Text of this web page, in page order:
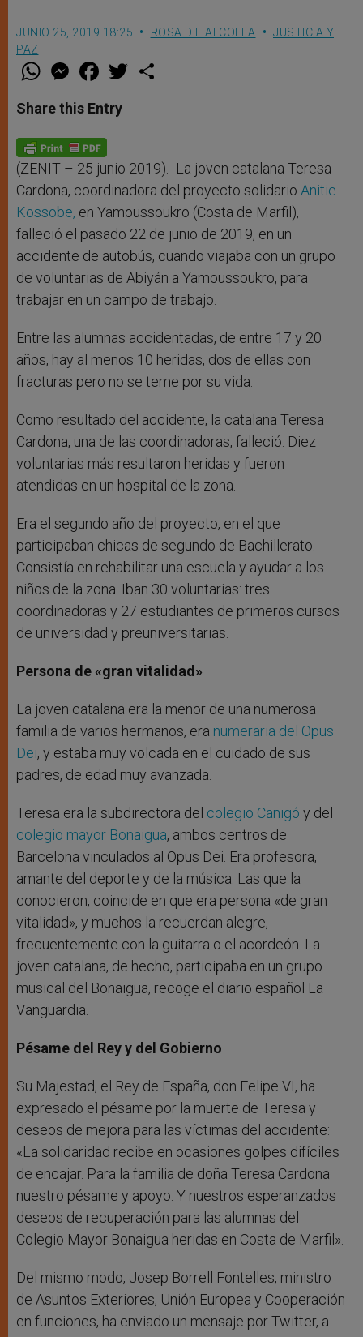
JUNIO 25, 2019 18:25 ROSA DIE ALCOLEA
JUSTICIA Y
PAZ
W
t
s
p
p
M
e
s
e
g
e
F
a
e
b
o
k
w
Share this Entry
(ZENIT – 25 junio 2019).- La joven catalana Teresa
Cardona, coordinadora del proyecto solidario Anitie
Kossobe, en Yamoussoukro (Costa de Marfil),
falleció el pasado 22 de junio de 2019, en un
accidente de autobús, cuando viajaba con un grupo
de voluntarias de Abiyán a Yamoussoukro, para
trabajar en un campo de trabajo.
Entre las alumnas accidentadas, de entre 17 y 20
años, hay al menos 10 heridas, dos de ellas con
fracturas pero no se teme por su vida.
Como resultado del accidente, la catalana Teresa
Cardona, una de las coordinadoras, falleció. Diez
voluntarias más resultaron heridas y fueron
atendidas en un hospital de la zona.
Era el segundo año del proyecto, en el que
participaban chicas de segundo de Bachillerato.
Consistía en rehabilitar una escuela y ayudar a los
niños de la zona. Iban 30 voluntarias: tres
coordinadoras y 27 estudiantes de primeros cursos
de universidad y preuniversitarias.
Persona de «gran vitalidad»
La joven catalana era la menor de una numerosa
familia de varios hermanos, era numeraria del Opus
Dei, y estaba muy volcada en el cuidado de sus
padres, de edad muy avanzada.
Teresa era la subdirectora del colegio Canigó y del
colegio mayor Bonaigua, ambos centros de
Barcelona vinculados al Opus Dei. Era profesora,
amante del deporte y de la música. Las que la
conocieron, coincide en que era persona «de gran
vitalidad», y muchos la recuerdan alegre,
frecuentemente con la guitarra o el acordeón. La
joven catalana, de hecho, participaba en un grupo
musical del Bonaigua, recoge el diario español La
Vanguardia.
Pésame del Rey y del Gobierno
Su Majestad, el Rey de España, don Felipe VI, ha
expresado el pésame por la muerte de Teresa y
deseos de mejora para las víctimas del accidente:
«La solidaridad recibe en ocasiones golpes difíciles
de encajar. Para la familia de doña Teresa Cardona
nuestro pésame y apoyo. Y nuestros esperanzados
deseos de recuperación para las alumnas del
Colegio Mayor Bonaigua heridas en Costa de Marfil».
Del mismo modo, Josep Borrell Fontelles, ministro
de Asuntos Exteriores, Unión Europea y Cooperación
en funciones, ha enviado un mensaje por Twitter, a